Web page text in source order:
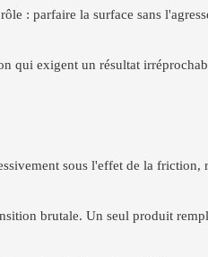
: parfaire la surface sans
qui exigent un résultat
sous l'effet de la
brutale. Un seul produit